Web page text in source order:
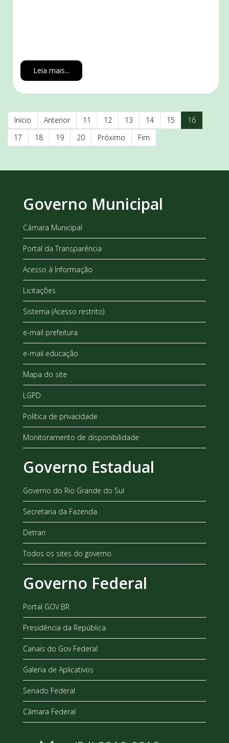
Leia mais...
Início Anterior 11 12 13 14 15
16
17
18 19 20 Próximo Fim
Governo Municipal
Câmara Municipal
Portal da Transparência
Acesso à Informação
Licitações
Sistema (Acesso restrito)
e-mail prefeitura
e-mail educação
Mapa do site
LGPD
Política de privacidade
Monitoramento de disponibilidade
Governo Estadual
Governo do Rio Grande do Sul
Secretaria da Fazenda
Detran
Todos os sites do governo
Governo Federal
Portal GOV.BR
Presidência da República
Canais do Gov Federal
Galeria de Aplicativos
Senado Federal
Câmara Federal